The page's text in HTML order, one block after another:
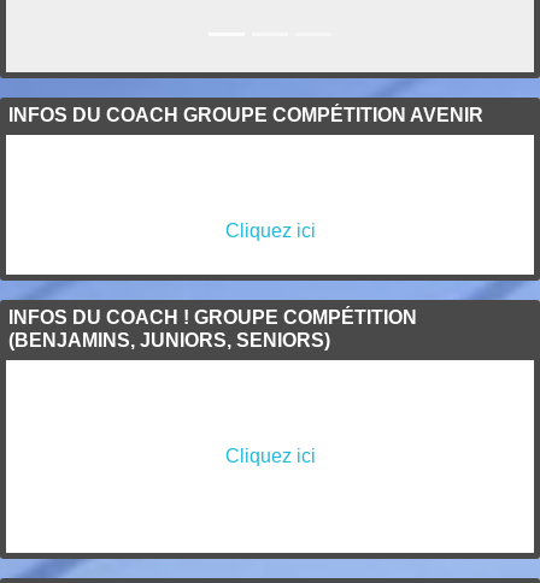
INFOS DU COACH GROUPE COMPÉTITION AVENIR
Cliquez ici
INFOS DU COACH ! GROUPE COMPÉTITION
(BENJAMINS, JUNIORS, SENIORS)
Cliquez ici